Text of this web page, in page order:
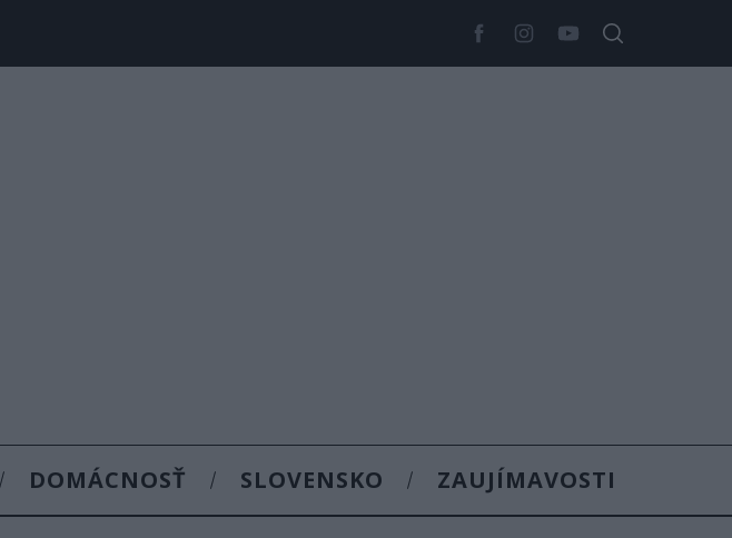
DOMÁCNOSŤ SLOVENSKO ZAUJÍMAVOSTI